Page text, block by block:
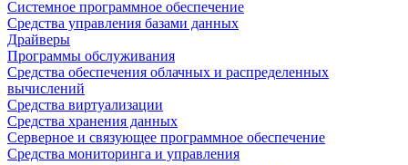
Системное программное обеспечение
Средства управления базами данных
Драйверы
Программы обслуживания
Средства обеспечения облачных и распределенных
вычислений
Средства виртуализации
Средства хранения данных
Серверное и связующее программное обеспечение
Средства мониторинга и управления